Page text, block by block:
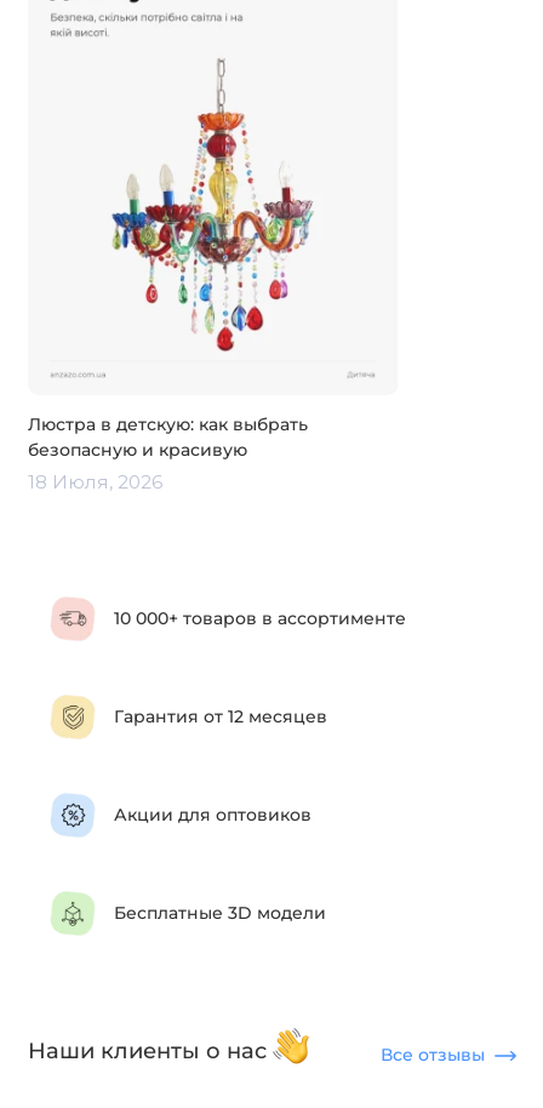
Люстра в детскую: как выбрать
безопасную и красивую
18 Июля, 2026
10 000+ товаров в ассортименте
Гарантия от 12 месяцев
Акции для оптовиков
Бесплатные 3D модели
Наши клиенты о нас Все отзывы